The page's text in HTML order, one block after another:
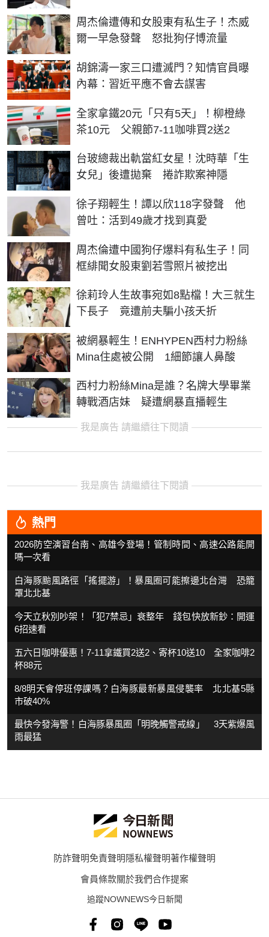
周杰倫遭傳和女股東有私生子！杰威
爾一早急發聲 怒批狗仔博流量
胡錦濤一家三口遭滅門？知情官員曝
內幕：習近平應不會去謀害
全家拿鐵20元「只有5天」！柳橙綠
茶10元 父親節7-11咖啡買2送2
台玻總裁出軌當紅女星！沈時華「生
女兒」後遭拋棄 捲詐欺案神隱
徐子翔輕生！譚以欣118字發聲 他
曾吐：活到49歲才找到真愛
周杰倫遭中國狗仔爆料有私生子！同
框緋聞女股東劉若雪照片被挖出
徐莉玲人生故事宛如8點檔！大三就生
下長子 竟遭前夫騙小孩夭折
被網暴輕生！ENHYPEN西村力粉絲
Mina住處被公開 1細節讓人鼻酸
西村力粉絲Mina是誰？名牌大學畢業
轉戰酒店妹 疑遭網暴直播輕生
我是廣告 請繼續往下閱讀
我是廣告 請繼續往下閱讀
熱門
2026防空演習台南、高雄今登場！管制時間、高速公路能開
嗎一次看
白海豚颱風路徑「搖擺游」！暴風圈可能擦邊北台灣 恐籠
罩北北基
今天立秋別吵架！「犯7禁忌」衰整年 錢包快放新鈔：開運
6招速看
五六日咖啡優惠！7-11拿鐵買2送2、寄杯10送10 全家咖啡2
杯88元
8/8明天會停班停課嗎？白海豚最新暴風侵襲率 北北基5縣
市破40%
最快今發海警！白海豚暴風圈「明晚觸警戒線」 3天紫爆風
雨最猛
防詐聲明免責聲明隱私權聲明著作權聲明
會員條款關於我們合作提案
追蹤NOWNEWS今日新聞